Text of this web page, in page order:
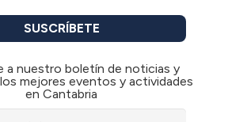
SUSCRÍBETE
a nuestro boletín de noticias y
mejores eventos y actividades
en Cantabria